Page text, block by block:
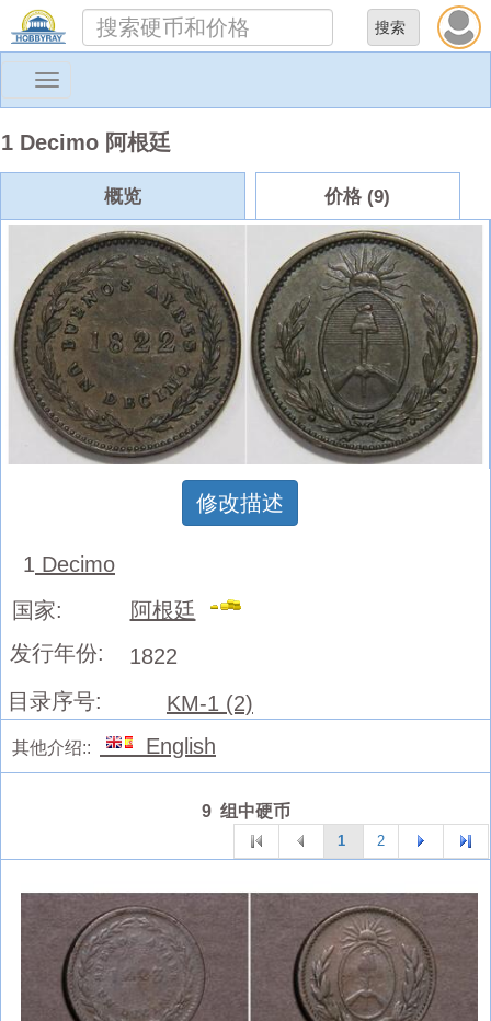
Toggle
1 Decimo 阿根廷
概览 价格 (9)
修改描述
1 Decimo
国家:
阿根廷
发行年份:
1822
目录序号:
KM-1 (2)
其他介绍:: English
9 组中硬币
1 2